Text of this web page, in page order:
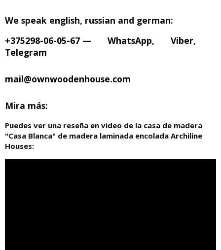
We speak english, russian and german:
+375298-06-05-67 — WhatsApp, Viber,
Telegram
mail@ownwoodenhouse.com
Mira más:
Puedes ver una reseña en video de la casa de madera
"Casa Blanca" de madera laminada encolada Archiline
Houses: